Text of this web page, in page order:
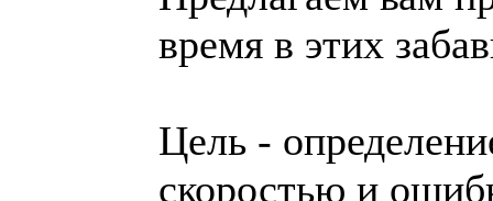
время в этих
Цель -
скоростью и